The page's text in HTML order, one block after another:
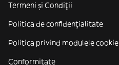
Termeni și Condiții
Politica de confidenţialitate
Politica privind modulele cookie
Conformitate